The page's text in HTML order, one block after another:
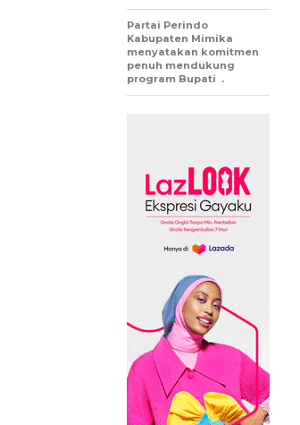
Partai Perindo
Kabupaten Mimika
menyatakan komitmen
penuh mendukung
program Bupati .